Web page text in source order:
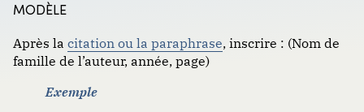
MODÈLE
Après la citation ou la paraphrase, inscrire : (Nom de
famille de l’auteur, année, page)
Exemple
Web et communications
Logiciel et application mobile
Page Web